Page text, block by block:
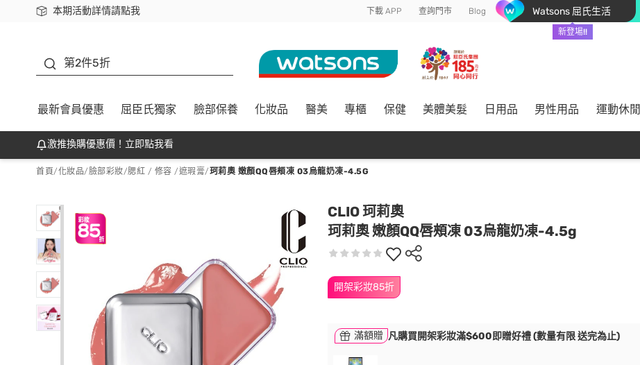
本期活動詳情請點我
下載app最高回饋$350 下載 APP 查詢門市 Blog Watsons 屈氏生活
新登場!!
第2件5折
最新會員優惠 屈臣氏獨家 臉部保養 化妝品 醫美 專櫃 保健 美體美髮 日用品 男性用品 運動休閒
激推換購優惠價！立即點我看
首頁/化妝品/臉部彩妝/腮紅 / 修容 /遮瑕膏/珂莉奧 嫩顏QQ唇頰凍 03烏龍奶凍-4.5G
CLIO 珂莉奧
珂莉奧 嫩顏QQ唇頰凍 03烏龍奶凍-4.5g
開架彩妝85折
滿額贈 凡購買開架彩妝滿$600即贈好禮 (數量有限 送完為止)